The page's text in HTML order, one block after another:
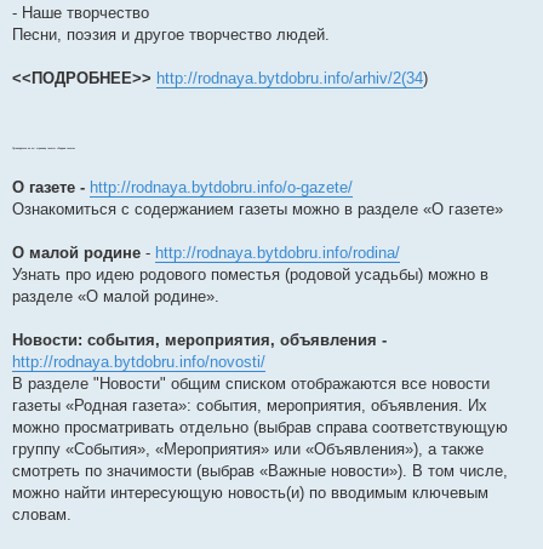
- Наше творчество
Песни, поэзия и другое творчество людей.
<<ПОДРОБНЕЕ>> http://rodnaya.bytdobru.info/arhiv/2(34)
О газете - http://rodnaya.bytdobru.info/o-gazete/
Ознакомиться с содержанием газеты можно в разделе «О газете»
О малой родине - http://rodnaya.bytdobru.info/rodina/
Узнать про идею родового поместья (родовой усадьбы) можно в
разделе «О малой родине».
Новости: события, мероприятия, объявления -
http://rodnaya.bytdobru.info/novosti/
В разделе "Новости" общим списком отображаются все новости
газеты «Родная газета»: события, мероприятия, объявления. Их
можно просматривать отдельно (выбрав справа соответствующую
группу «События», «Мероприятия» или «Объявления»), а также
смотреть по значимости (выбрав «Важные новости»). В том числе,
можно найти интересующую новость(и) по вводимым ключевым
словам.